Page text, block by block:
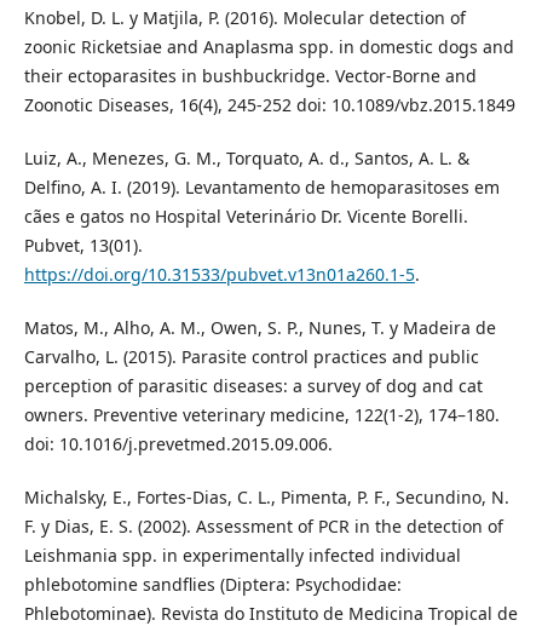
Knobel, D. L. y Matjila, P. (2016). Molecular detection of
zoonic Ricketsiae and Anaplasma spp. in domestic dogs and
their ectoparasites in bushbuckridge. Vector-Borne and
Zoonotic Diseases, 16(4), 245-252 doi: 10.1089/vbz.2015.1849
Luiz, A., Menezes, G. M., Torquato, A. d., Santos, A. L. &
Delfino, A. I. (2019). Levantamento de hemoparasitoses em
cães e gatos no Hospital Veterinário Dr. Vicente Borelli.
Pubvet, 13(01).
https://doi.org/10.31533/pubvet.v13n01a260.1-5.
Matos, M., Alho, A. M., Owen, S. P., Nunes, T. y Madeira de
Carvalho, L. (2015). Parasite control practices and public
perception of parasitic diseases: a survey of dog and cat
owners. Preventive veterinary medicine, 122(1-2), 174–180.
doi: 10.1016/j.prevetmed.2015.09.006.
Michalsky, E., Fortes-Dias, C. L., Pimenta, P. F., Secundino, N.
F. y Dias, E. S. (2002). Assessment of PCR in the detection of
Leishmania spp. in experimentally infected individual
phlebotomine sandflies (Diptera: Psychodidae:
Phlebotominae). Revista do Instituto de Medicina Tropical de